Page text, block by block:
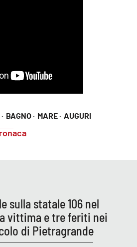
BAGNO · MARE · AUGURI
sulla statale 106 nel
vittima e tre feriti nei
di Pietragrande